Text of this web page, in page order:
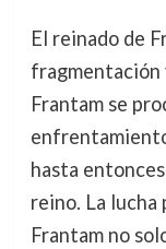
El reinado de
fragmentación
Frantam se
hasta
reino. La
Frantam no